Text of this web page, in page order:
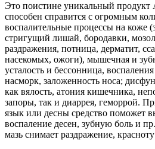
Это поистине уникальный
способен справится с огромным
воспалительные процессы на коже
стригущий лишай, бородавки,
раздражения, потница, дерматит,
насекомых, ожоги), мышечная и
усталость и бессонница,
насморк, заложенность носа;
как вялость, атония кишечника,
запоры, так и диаррея, геморрой.
язык или десны средство поможет
воспаление десен, зубную боль и
мазь снимает раздражение, красноту